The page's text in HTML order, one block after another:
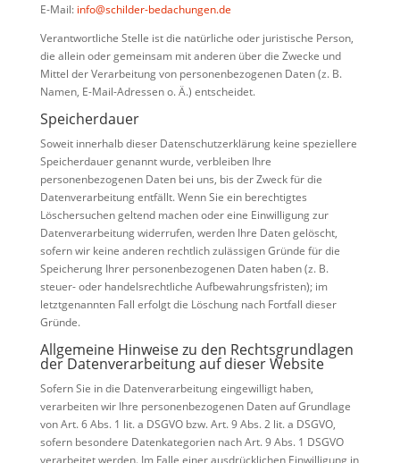
E-Mail: info@schilder-bedachungen.de
Verantwortliche Stelle ist die natürliche oder juristische Person,
die allein oder gemeinsam mit anderen über die Zwecke und
Mittel der Verarbeitung von personenbezogenen Daten (z. B.
Namen, E-Mail-Adressen o. Ä.) entscheidet.
Speicherdauer
Soweit innerhalb dieser Datenschutzerklärung keine speziellere
Speicherdauer genannt wurde, verbleiben Ihre
personenbezogenen Daten bei uns, bis der Zweck für die
Datenverarbeitung entfällt. Wenn Sie ein berechtigtes
Löschersuchen geltend machen oder eine Einwilligung zur
Datenverarbeitung widerrufen, werden Ihre Daten gelöscht,
sofern wir keine anderen rechtlich zulässigen Gründe für die
Speicherung Ihrer personenbezogenen Daten haben (z. B.
steuer- oder handelsrechtliche Aufbewahrungsfristen); im
letztgenannten Fall erfolgt die Löschung nach Fortfall dieser
Gründe.
Allgemeine Hinweise zu den Rechtsgrundlagen
der Datenverarbeitung auf dieser Website
Sofern Sie in die Datenverarbeitung eingewilligt haben,
verarbeiten wir Ihre personenbezogenen Daten auf Grundlage
von Art. 6 Abs. 1 lit. a DSGVO bzw. Art. 9 Abs. 2 lit. a DSGVO,
sofern besondere Datenkategorien nach Art. 9 Abs. 1 DSGVO
verarbeitet werden. Im Falle einer ausdrücklichen Einwilligung in